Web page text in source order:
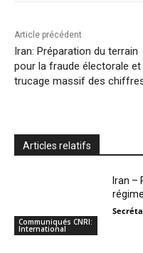
Article précédent
Iran: Préparation du terrain
pour la fraude électorale et
trucage massif des
Articles relatifs
Communiqués CNRI:
International
Iran –